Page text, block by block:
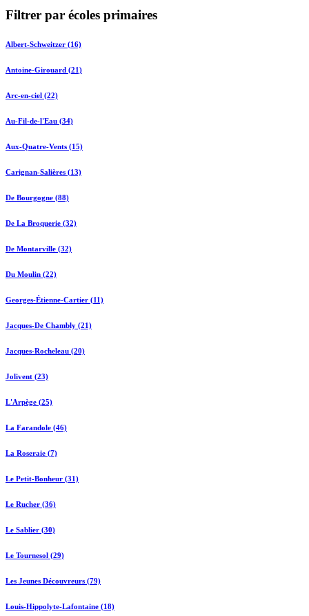
Filtrer par écoles primaires
Albert-Schweitzer (16)
Antoine-Girouard (21)
Arc-en-ciel (22)
Au-Fil-de-l'Eau (34)
Aux-Quatre-Vents (15)
Carignan-Salières (13)
De Bourgogne (88)
De La Broquerie (32)
De Montarville (32)
Du Moulin (22)
Georges-Étienne-Cartier (11)
Jacques-De Chambly (21)
Jacques-Rocheleau (20)
Jolivent (23)
L'Arpège (25)
La Farandole (46)
La Roseraie (7)
Le Petit-Bonheur (31)
Le Rucher (36)
Le Sablier (30)
Le Tournesol (29)
Les Jeunes Découvreurs (79)
Louis-Hippolyte-Lafontaine (18)